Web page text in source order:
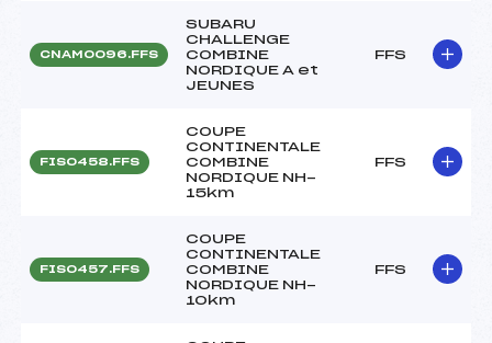
CNAM0096.FFS
SUBARU
CHALLENGE
COMBINE
NORDIQUE A et
JEUNES
FFS
FIS0458.FFS
COUPE
CONTINENTALE
COMBINE
NORDIQUE NH-
15km
FFS
FIS0457.FFS
COUPE
CONTINENTALE
COMBINE
NORDIQUE NH-
10km
FFS